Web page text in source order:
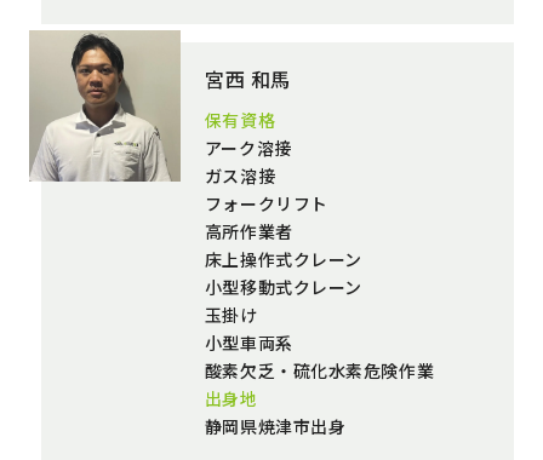
宮西 和馬
保有資格
アーク溶接
ガス溶接
フォークリフト
高所作業者
床上操作式クレーン
小型移動式クレーン
玉掛け
小型車両系
酸素欠乏・硫化水素危険作業
出身地
静岡県焼津市出身